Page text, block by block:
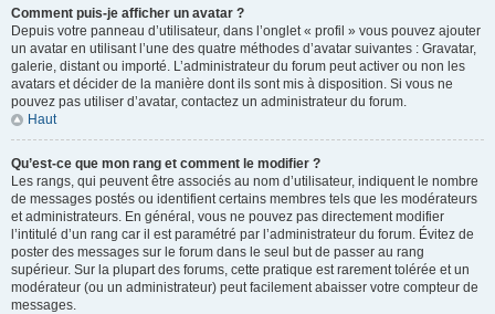
Comment puis-je afficher un avatar ?
Depuis votre panneau d’utilisateur, dans l’onglet « profil » vous pouvez ajouter
un avatar en utilisant l’une des quatre méthodes d’avatar suivantes : Gravatar,
galerie, distant ou importé. L’administrateur du forum peut activer ou non les
avatars et décider de la manière dont ils sont mis à disposition. Si vous ne
pouvez pas utiliser d’avatar, contactez un administrateur du forum.
Haut
Qu’est-ce que mon rang et comment le modifier ?
Les rangs, qui peuvent être associés au nom d’utilisateur, indiquent le nombre
de messages postés ou identifient certains membres tels que les modérateurs
et administrateurs. En général, vous ne pouvez pas directement modifier
l’intitulé d’un rang car il est paramétré par l’administrateur du forum. Évitez de
poster des messages sur le forum dans le seul but de passer au rang
supérieur. Sur la plupart des forums, cette pratique est rarement tolérée et un
modérateur (ou un administrateur) peut facilement abaisser votre compteur de
messages.